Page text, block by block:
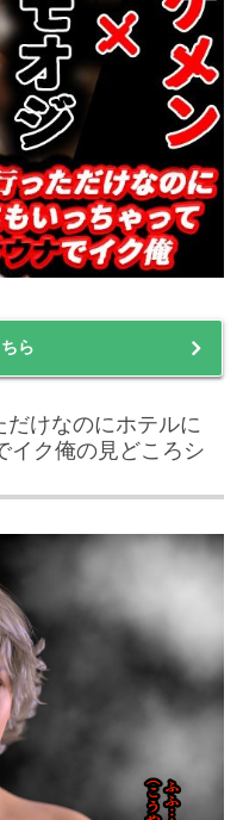
ら
けなのにホテルに
イク俺の見どころシ